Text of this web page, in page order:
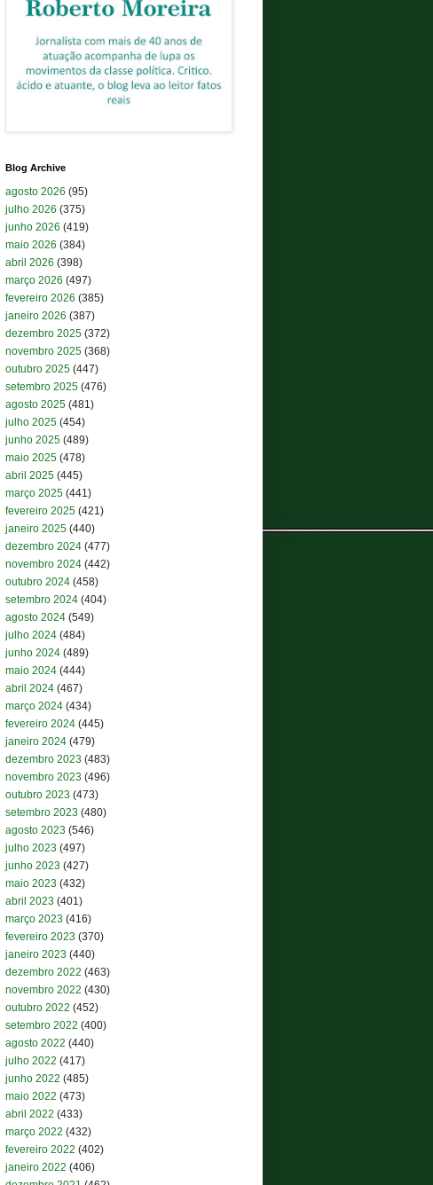
Blog Archive
agosto 2026 (95)
julho 2026 (375)
junho 2026 (419)
maio 2026 (384)
abril 2026 (398)
março 2026 (497)
fevereiro 2026 (385)
janeiro 2026 (387)
dezembro 2025 (372)
novembro 2025 (368)
outubro 2025 (447)
setembro 2025 (476)
agosto 2025 (481)
julho 2025 (454)
junho 2025 (489)
maio 2025 (478)
abril 2025 (445)
março 2025 (441)
fevereiro 2025 (421)
janeiro 2025 (440)
dezembro 2024 (477)
novembro 2024 (442)
outubro 2024 (458)
setembro 2024 (404)
agosto 2024 (549)
julho 2024 (484)
junho 2024 (489)
maio 2024 (444)
abril 2024 (467)
março 2024 (434)
fevereiro 2024 (445)
janeiro 2024 (479)
dezembro 2023 (483)
novembro 2023 (496)
outubro 2023 (473)
setembro 2023 (480)
agosto 2023 (546)
julho 2023 (497)
junho 2023 (427)
maio 2023 (432)
abril 2023 (401)
março 2023 (416)
fevereiro 2023 (370)
janeiro 2023 (440)
dezembro 2022 (463)
novembro 2022 (430)
outubro 2022 (452)
setembro 2022 (400)
agosto 2022 (440)
julho 2022 (417)
junho 2022 (485)
maio 2022 (473)
abril 2022 (433)
março 2022 (432)
fevereiro 2022 (402)
janeiro 2022 (406)